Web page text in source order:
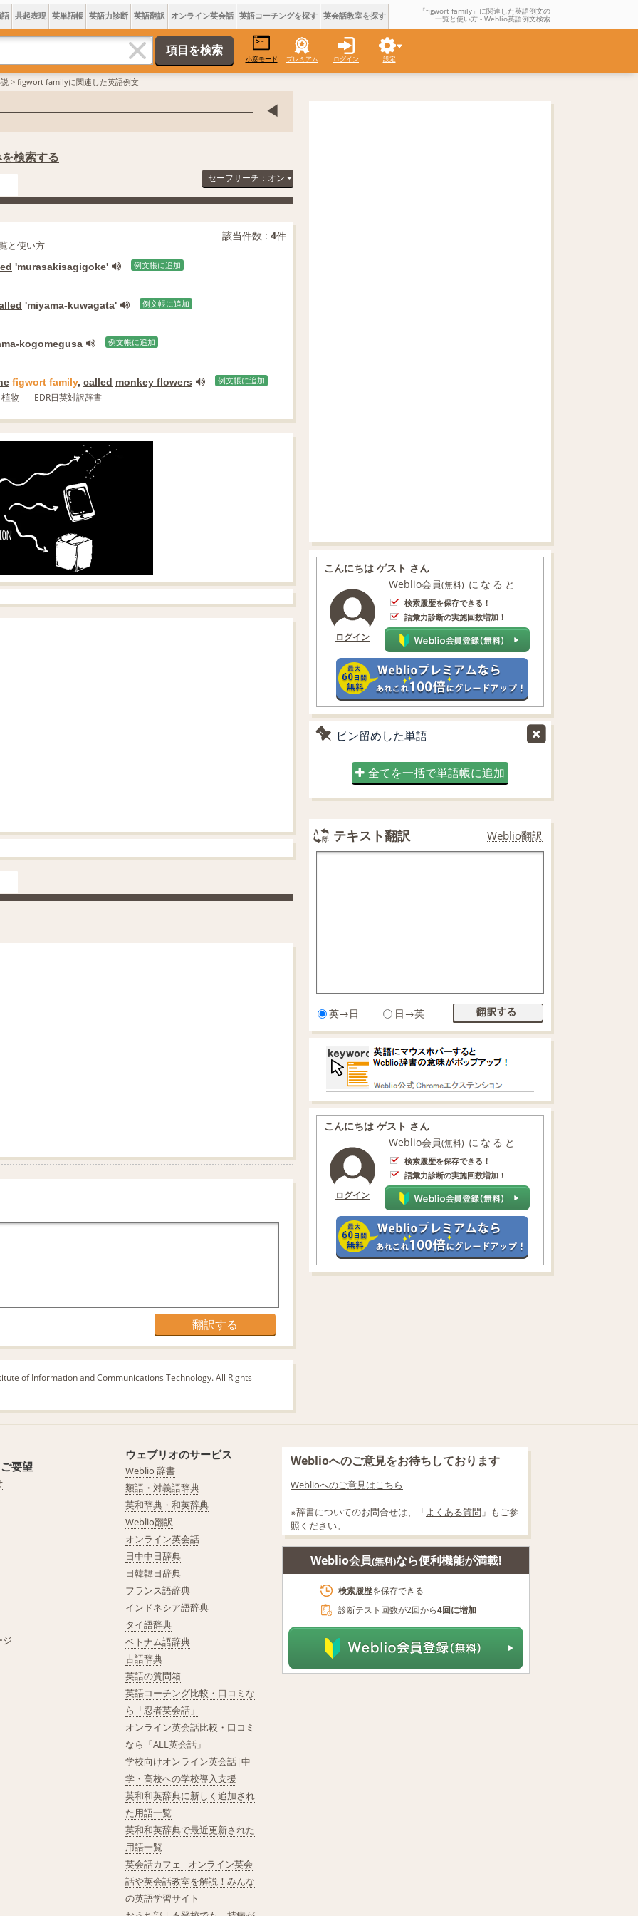
共起表現 英単語帳 英語力診断 英語翻訳 オンライン英会話 英語コーチングを探す 英会話教室を探す 「figwort family」に関連した英語例文の
一覧と使い方 - Weblio英語例文検索
小窓モード プレミアム ログイン 設定
> figwort familyに関連した英語例文
検索する
セーフサーチ：オン
と使い方
該当件数 : 4件
'murasakisagigoke' 例文帳に追加
'miyama-kuwagata' 例文帳に追加
kogomegusa 例文帳に追加
figwort family, called monkey flowers 例文帳に追加
物 - EDR日英対訳辞書
of Information and Communications Technology. All Rights
こんにちは ゲスト さん
ログイン
Weblio会員(無料) になると
検索履歴を保存できる！
語彙力診断の実施回数増加！
ピン留めした単語
全てを一括で単語帳に追加
テキスト翻訳 Weblio翻訳
英→日 日→英
こんにちは ゲスト さん
ログイン
Weblio会員(無料) になると
検索履歴を保存できる！
語彙力診断の実施回数増加！
要望
ジ
ウェブリオのサービス
Weblio 辞書
類語・対義語辞典
英和辞典・和英辞典
Weblio翻訳
オンライン英会話
日中中日辞典
日韓韓日辞典
フランス語辞典
インドネシア語辞典
タイ語辞典
ベトナム語辞典
古語辞典
英語の質問箱
英語コーチング比較・口コミな
ら「忍者英会話」
オンライン英会話比較・口コミ
なら「ALL英会話」
学校向けオンライン英会話|中
学・高校への学校導入支援
英和和英辞典に新しく追加され
た用語一覧
英和和英辞典で最近更新された
用語一覧
英会話カフェ - オンライン英会
話や英会話教室を解説！みんな
の英語学習サイト
Weblioへのご意見をお待ちしております
Weblioへのご意見はこちら
※辞書についてのお問合せは、「よくある質問 」もご参
照ください。
Weblio会員(無料)なら便利機能が満載!
検索履歴を保存できる
診断テスト回数が2回から4回に増加